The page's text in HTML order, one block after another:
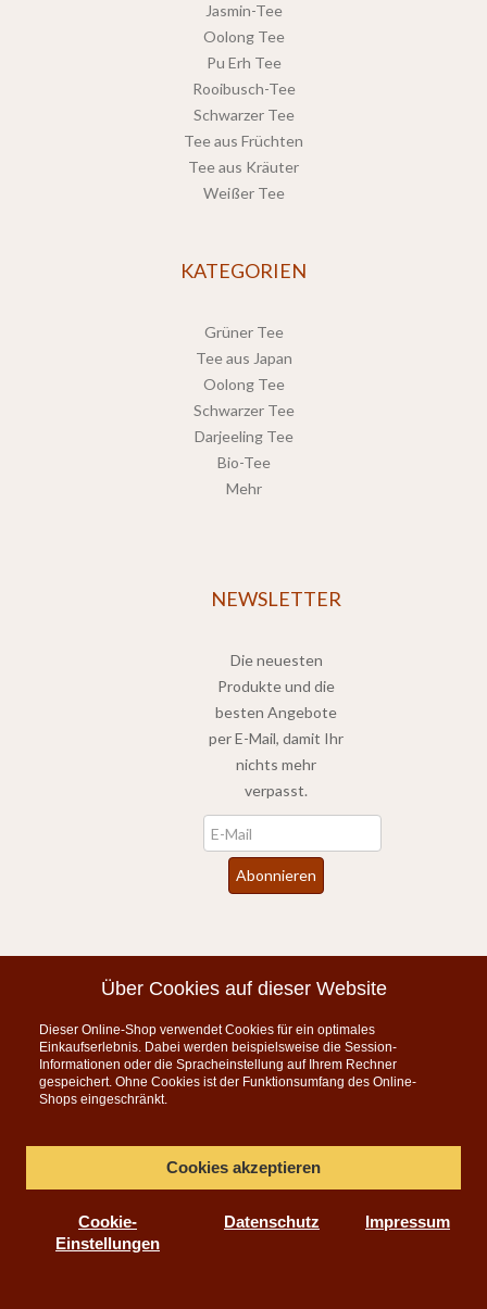
Jasmin-Tee
Oolong Tee
Pu Erh Tee
Rooibusch-Tee
Schwarzer Tee
Tee aus Früchten
Tee aus Kräuter
Weißer Tee
KATEGORIEN
Grüner Tee
Tee aus Japan
Oolong Tee
Schwarzer Tee
Darjeeling Tee
Bio-Tee
Mehr
NEWSLETTER
Die neuesten
Produkte und die
besten Angebote
per E-Mail, damit Ihr
nichts mehr
verpasst.
Abonnieren
Instagram
KONTAKT
info@teeauslese.de
Über Cookies auf dieser Website
Dieser Online-Shop verwendet Cookies für ein optimales
Einkaufserlebnis. Dabei werden beispielsweise die Session-
Informationen oder die Spracheinstellung auf Ihrem Rechner
gespeichert. Ohne Cookies ist der Funktionsumfang des Online-
Shops eingeschränkt.
Cookies akzeptieren
Cookie-
Einstellungen
Datenschutz Impressum